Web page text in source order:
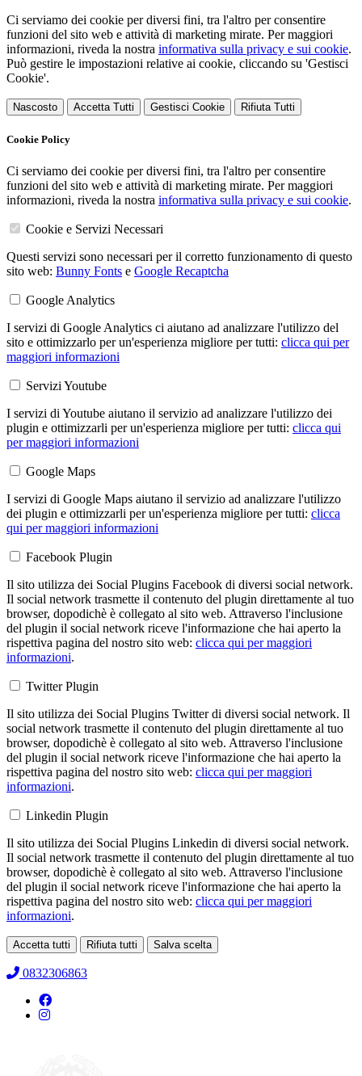
Ci serviamo dei cookie per diversi fini, tra l'altro per consentire
funzioni del sito web e attività di marketing mirate. Per maggiori
informazioni, riveda la nostra informativa sulla privacy e sui cookie.
Può gestire le impostazioni relative ai cookie, cliccando su 'Gestisci
Cookie'.
Nascosto Accetta Tutti Gestisci Cookie Rifiuta Tutti
Cookie Policy
Ci serviamo dei cookie per diversi fini, tra l'altro per consentire
funzioni del sito web e attività di marketing mirate. Per maggiori
informazioni, riveda la nostra informativa sulla privacy e sui cookie.
Cookie e Servizi Necessari
Questi servizi sono necessari per il corretto funzionamento di questo
sito web: Bunny Fonts e Google Recaptcha
Google Analytics
I servizi di Google Analytics ci aiutano ad analizzare l'utilizzo del
sito e ottimizzarlo per un'esperienza migliore per tutti: clicca qui per
maggiori informazioni
Servizi Youtube
I servizi di Youtube aiutano il servizio ad analizzare l'utilizzo dei
plugin e ottimizzarli per un'esperienza migliore per tutti: clicca qui
per maggiori informazioni
Google Maps
I servizi di Google Maps aiutano il servizio ad analizzare l'utilizzo
dei plugin e ottimizzarli per un'esperienza migliore per tutti: clicca
qui per maggiori informazioni
Facebook Plugin
Il sito utilizza dei Social Plugins Facebook di diversi social network.
Il social network trasmette il contenuto del plugin direttamente al tuo
browser, dopodichè è collegato al sito web. Attraverso l'inclusione
del plugin il social network riceve l'informazione che hai aperto la
rispettiva pagina del nostro sito web: clicca qui per maggiori
informazioni.
Twitter Plugin
Il sito utilizza dei Social Plugins Twitter di diversi social network. Il
social network trasmette il contenuto del plugin direttamente al tuo
browser, dopodichè è collegato al sito web. Attraverso l'inclusione
del plugin il social network riceve l'informazione che hai aperto la
rispettiva pagina del nostro sito web: clicca qui per maggiori
informazioni.
Linkedin Plugin
Il sito utilizza dei Social Plugins Linkedin di diversi social network.
Il social network trasmette il contenuto del plugin direttamente al tuo
browser, dopodichè è collegato al sito web. Attraverso l'inclusione
del plugin il social network riceve l'informazione che hai aperto la
rispettiva pagina del nostro sito web: clicca qui per maggiori
informazioni.
Accetta tutti Rifiuta tutti Salva scelta
0832306863